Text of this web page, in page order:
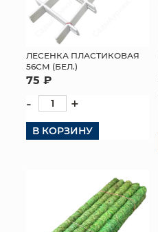
ЛЕСЕНКА ПЛАСТИКОВАЯ
56СМ (БЕЛ.)
75 ₽
- +
В КОРЗИНУ